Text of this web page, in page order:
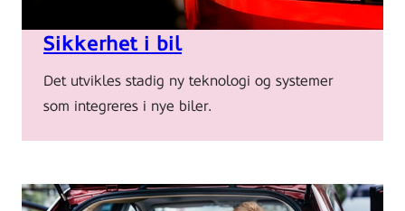
traffic
night
Sikkerhet i bil
Det utvikles stadig ny teknologi og systemer
som integreres i nye biler.